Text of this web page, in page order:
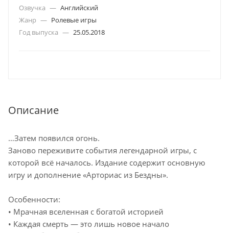
Озвучка — Английский
Жанр — Ролевые игры
Год выпуска — 25.05.2018
Описание
…Затем появился огонь.
Заново переживите события легендарной игры, с
которой всё началось. Издание содержит основную
игру и дополнение «Арториас из Бездны».
Особенности:
• Мрачная вселенная с богатой историей
• Каждая смерть — это лишь новое начало